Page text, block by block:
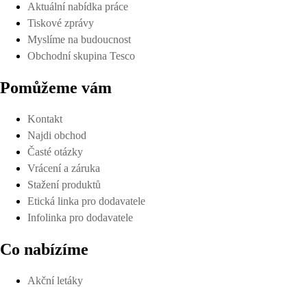
Aktuální nabídka práce
Tiskové zprávy
Myslíme na budoucnost
Obchodní skupina Tesco
Pomůžeme vám
Kontakt
Najdi obchod
Časté otázky
Vrácení a záruka
Stažení produktů
Etická linka pro dodavatele
Infolinka pro dodavatele
Co nabízíme
Akční letáky